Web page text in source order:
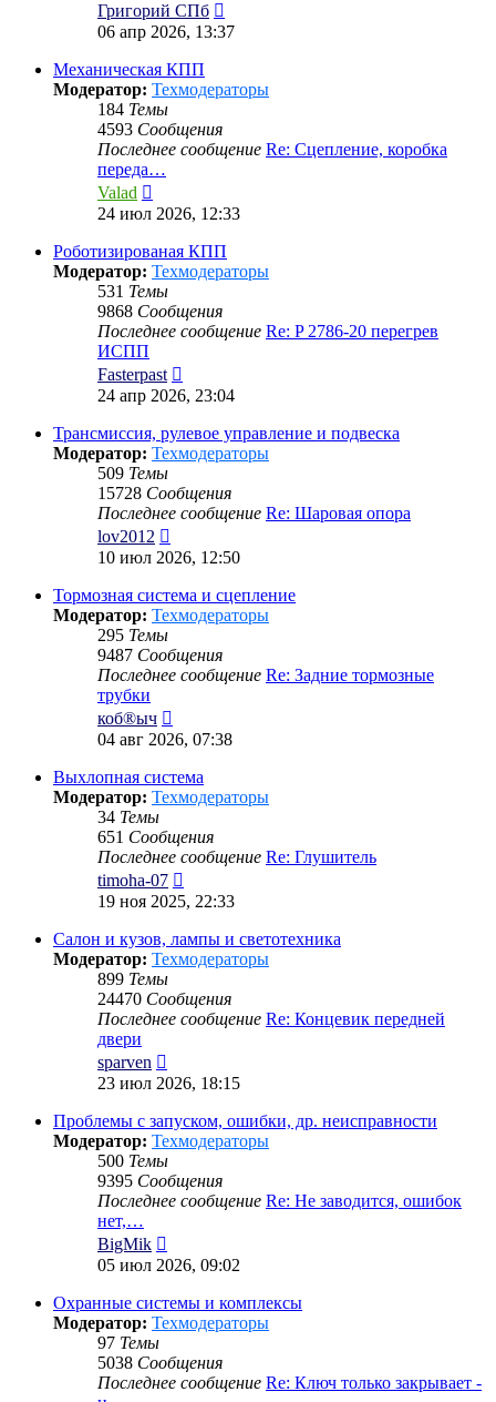
Григорий СПб
к
06 апр 2026, 13:37
Механическая КПП
Модератор: Техмодераторы
184 Темы
4593 Сообщения
Последнее сообщение Re: Сцепление, коробка
переда…
Valad
к
последнему
сообщению
24 июл 2026, 12:33
Роботизированая КПП
Модератор: Техмодераторы
531 Темы
9868 Сообщения
Последнее сообщение Re: P 2786-20 перегрев
ИСПП
Fasterpast
к
последнему
сообщению
24 апр 2026, 23:04
Трансмиссия, рулевое управление и подвеска
Модератор: Техмодераторы
509 Темы
15728 Сообщения
Последнее сообщение Re: Шаровая опора
lov2012
к
последнему
сообщению
10 июл 2026, 12:50
Тормозная система и сцепление
Модератор: Техмодераторы
295 Темы
9487 Сообщения
Последнее сообщение Re: Задние тормозные
трубки
коб®ыч
к
последнему
сообщению
04 авг 2026, 07:38
Выхлопная система
Модератор: Техмодераторы
34 Темы
651 Сообщения
Последнее сообщение Re: Глушитель
timoha-07
к
последнему
сообщению
19 ноя 2025, 22:33
Салон и кузов, лампы и светотехника
Модератор: Техмодераторы
899 Темы
24470 Сообщения
Последнее сообщение Re: Концевик передней
двери
sparven
к
последнему
сообщению
23 июл 2026, 18:15
Проблемы с запуском, ошибки, др. неисправности
Модератор: Техмодераторы
500 Темы
9395 Сообщения
Последнее сообщение Re: Не заводится, ошибок
нет,…
BigMik
к
последнему
сообщению
05 июл 2026, 09:02
Охранные системы и комплексы
Модератор: Техмодераторы
97 Темы
5038 Сообщения
Последнее сообщение Re: Ключ только закрывает -